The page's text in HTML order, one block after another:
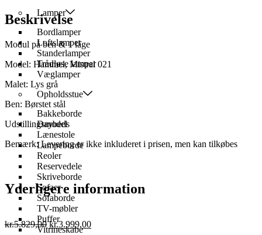
Lamper
Bordlamper
Loftslamper
Standerlamper
Trådløse lamper
Væglamper
Opholdsstue
Bakkeborde
Daybeds
Lænestole
Lampeborde
Reoler
Reservedele
Skriveborde
Sofaer
Sofaborde
TV-møbler
Puffer
Vitrineskabe
Beskrivelse
Modul på ben & 1 låge
Model: Hammel, Mistral 021
Malet: Lys grå
Ben: Børstet stål
Udstillingsmodel
Bemærk: Levering er ikke inkluderet i prisen, men kan tilkøbes
Yderligere information
kr.5.829,00 kr.3.999,00